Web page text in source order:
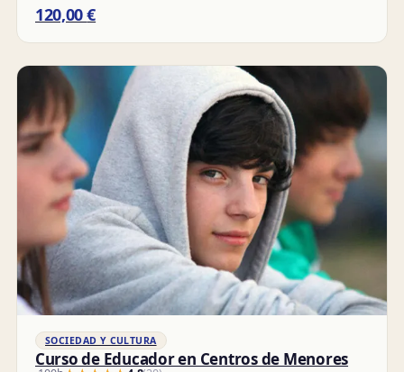
120,00€
SOCIEDAD Y CULTURA
Curso de Educador en Centros de Menores